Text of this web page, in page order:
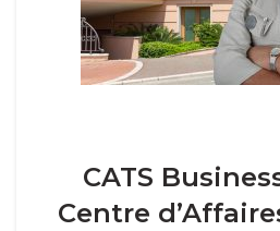
CATS
Centre